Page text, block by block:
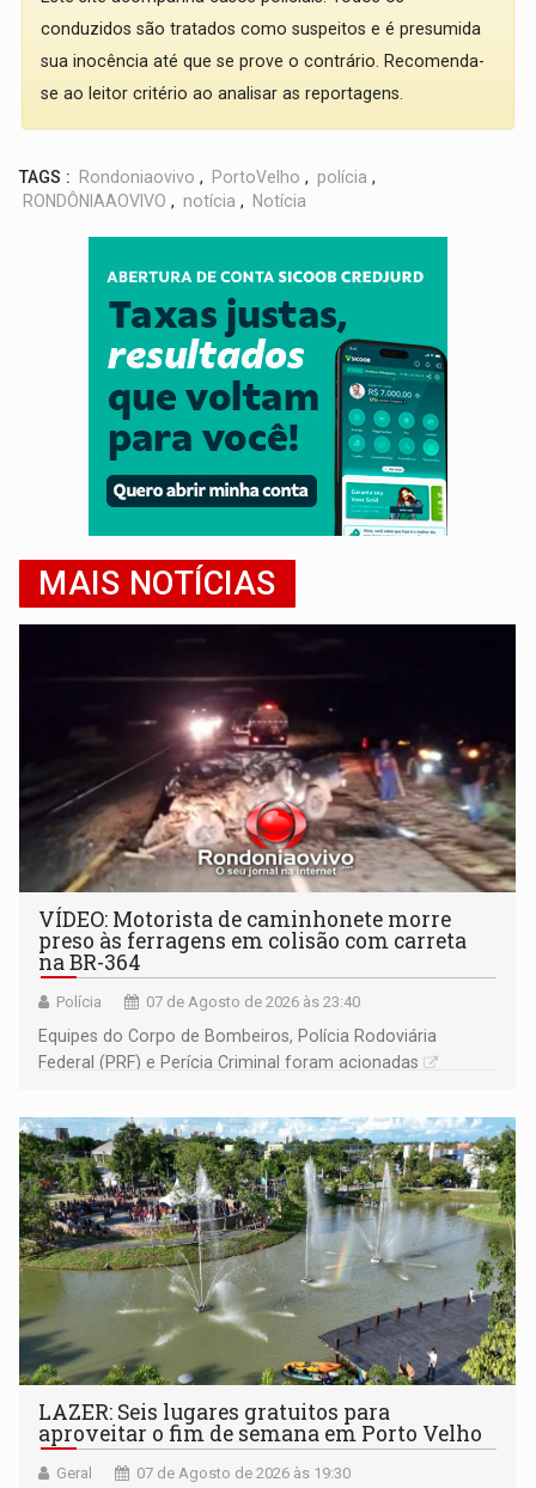
conduzidos são tratados como suspeitos e é presumida
sua inocência até que se prove o contrário. Recomenda-
se ao leitor critério ao analisar as reportagens.
TAGS : Rondoniaovivo , PortoVelho , polícia ,
RONDÔNIAAOVIVO , notícia , Notícia
MAIS NOTÍCIAS
VÍDEO: Motorista de caminhonete morre
preso às ferragens em colisão com carreta
na BR-364
Polícia 07 de Agosto de 2026 às 23:40
Equipes do Corpo de Bombeiros, Polícia Rodoviária
Federal (PRF) e Perícia Criminal foram acionadas
LAZER: Seis lugares gratuitos para
aproveitar o fim de semana em Porto Velho
Geral 07 de Agosto de 2026 às 19:30